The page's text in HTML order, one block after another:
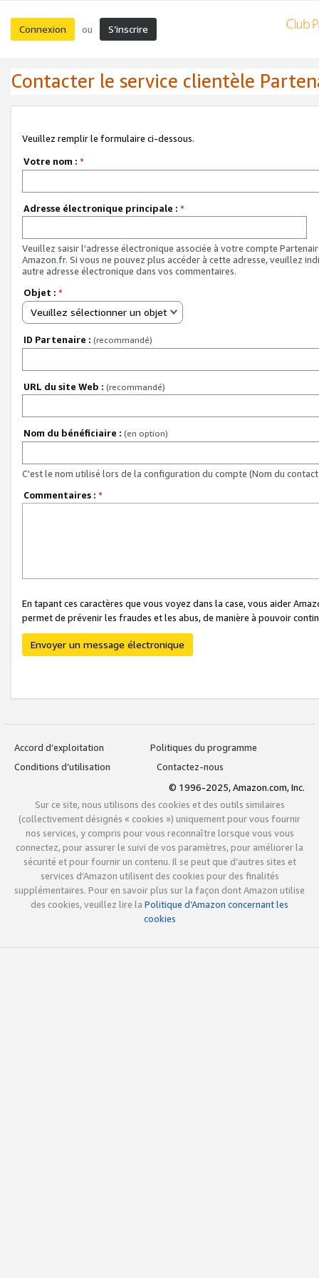
Connexion ou S’inscrire
Contacter le service clientèle
Veuillez remplir le formulaire ci-dessous.
Votre nom : *
Adresse électronique principale : *
Veuillez saisir l'adresse électronique associée à votre compte
Amazon.fr. Si vous ne pouvez plus accéder à cette adresse, veuillez
autre adresse électronique dans vos commentaires.
Objet : *
Veuillez sélectionner un objet
ID Partenaire : (recommandé)
URL du site Web : (recommandé)
Nom du bénéficiaire : (en option)
C'est le nom utilisé lors de la configuration du compte (Nom du
Commentaires : *
En tapant ces caractères que vous voyez dans la case, vous aider
permet de prévenir les fraudes et les abus, de manière à pouvoir
Envoyer un message électronique
Accord d’exploitation
Politiques du programme
Conditions d’utilisation
Contactez-nous
© 1996-2025, Amazon.com, Inc.
Sur ce site, nous utilisons des cookies et des outils similaires
(collectivement désignés « cookies ») uniquement pour vous fournir
nos services, y compris pour vous reconnaître lorsque vous vous
connectez, pour assurer le suivi de vos paramètres, pour améliorer la
sécurité et pour fournir un contenu. Il se peut que d’autres sites et
services d’Amazon utilisent des cookies pour des finalités
supplémentaires. Pour en savoir plus sur la façon dont Amazon utilise
des cookies, veuillez lire la Politique d’Amazon concernant les
cookies